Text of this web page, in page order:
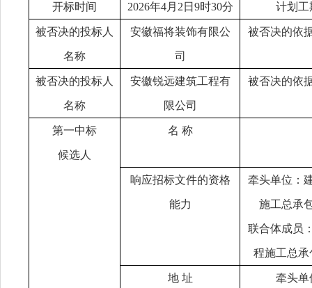
开标时间 2026年4月 2 日 9时30分 计划工
被否决的投标人
名称
安徽福将装饰有限公
司
被否决的依
被否决的投标人
名称
安徽锐远建筑工程有
限公司
被否决的依
第一中标
候选人
名 称
响应招标文件的资格
能力
牵头单位：
施工总承
联合体成员
程施工总承
地 址 牵头单